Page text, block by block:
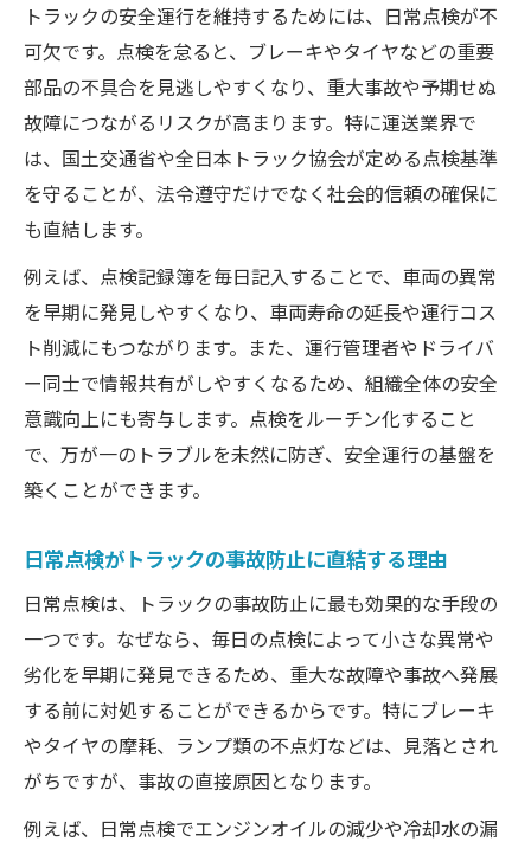
トラックの日常点検を毎日実施すべき理由
日常点検の習慣化がトラック運行に与える
効果
トラック点検義務と毎日の安全確保の関係
性
トラック点検を毎日行うことで得られる信
トラック日常点検表活用で漏れを防ぐ管理
術
目視と計器で押さえたい点検ポイント集
トラック点検で目視すべき主な確認ポイン
ト
計器確認によるトラック点検の基本的な手
トラック点検項目を効率よくチェックする
方法
トラックのタイヤ点検や液量管理の実践法
トラック日常点検マニュアルを活用した流
れ
点検記録簿を活用したトラック管理術
トラック点検記録簿の正しい記入方法を理
解する
トラックの安全運行を維持するためには、日常点検が不
可欠です。点検を怠ると、ブレーキやタイヤなどの重要
部品の不具合を見逃しやすくなり、重大事故や予期せぬ
故障につながるリスクが高まります。特に運送業界で
は、国土交通省や全日本トラック協会が定める点検基準
を守ることが、法令遵守だけでなく社会的信頼の確保に
も直結します。
例えば、点検記録簿を毎日記入することで、車両の異常
を早期に発見しやすくなり、車両寿命の延長や運行コス
ト削減にもつながります。また、運行管理者やドライバ
ー同士で情報共有がしやすくなるため、組織全体の安全
意識向上にも寄与します。点検をルーチン化すること
で、万が一のトラブルを未然に防ぎ、安全運行の基盤を
築くことができます。
日常点検がトラックの事故防止に直結する理由
日常点検は、トラックの事故防止に最も効果的な手段の
一つです。なぜなら、毎日の点検によって小さな異常や
劣化を早期に発見できるため、重大な故障や事故へ発展
する前に対処することができるからです。特にブレーキ
やタイヤの摩耗、ランプ類の不点灯などは、見落とされ
がちですが、事故の直接原因となります。
例えば、日常点検でエンジンオイルの減少や冷却水の漏